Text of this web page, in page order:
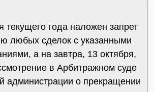
текущего года наложен запрет
любых сделок с указанными
а на завтра, 13 октября,
в Арбитражном суде
администрации о прекращении